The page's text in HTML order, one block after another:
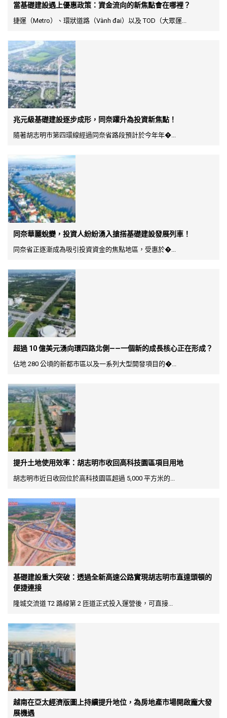
當基礎建設遇上優惠政策：資金流向的新焦點會在哪裡？
捷運（Metro）、環狀道路（Vành đai）以及 TOD（大眾運...
兆元級基礎建設逐步成形，同奈躍升為投資新焦點！
隨著胡志明市第四環線經過同奈省路段預計於今年年�...
同奈華麗蛻變，投資人紛紛湧入搶搭基礎建設發展列車！
同奈省正逐漸成為吸引投資資金的焦點地區，受惠於�...
超過 10 億美元湧向環四路北側——一個新的成長核心正在形成？
佔地 280 公頃的新都市區以及一系列大型開發項目的�...
提升土地使用效率：胡志明市收回高科技園區項目用地
胡志明市近日收回位於高科技園區超過 5,000 平方米的...
基礎建設重大突破：透過全新高速公路實現胡志明市直達頭頓的
便捷連接
隆城交流道 T2 路線第 2 匝道正式投入運營後，可直接...
越南在亞太經濟版圖上持續提升地位，為房地產市場開啟龐大發
展機遇